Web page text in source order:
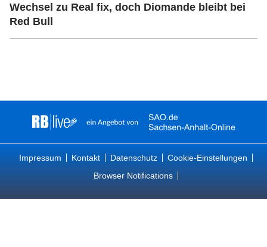
Wechsel zu Real fix, doch Diomande bleibt bei
Red Bull
Impressum Kontakt Datenschutz
Cookie-Einstellungen
Browser Notifications